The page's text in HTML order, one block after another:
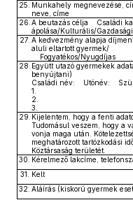
25. Munkahely megnevezése,
neve, címe
26. A beutazás célja Családi
ápolása/Kulturális/
27. A kedvezmény alapja
aluli eltartott gyermek/
Fogyatékos/Nyugdíjas
28. Együtt utazó gyermekek
benyújtani)
Családi név: Utónév:
1.
2.
3.
29. Kijelentem, hogy a fenti
Tudomásul veszem, hogy a
vonja maga után.
meghatározott tartózkodási
Köztársaság területét.
30. Kérelmező lakcíme,
31.
Kelt
32. Aláírás (kiskorú gyermek